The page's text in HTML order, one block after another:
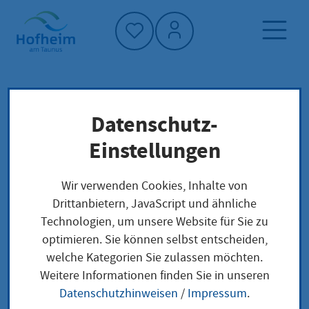
Startseite"
Neuigkeiten und Ausschreibungen
Buccino Platz: Piazzetta an der Stadtbücherei
trägt fortan den Namen der italienischen
Partnerstadt
Buccino Platz:
Datenschutz-
Einstellungen
Wir verwenden Cookies, Inhalte von
Drittanbietern, JavaScript und ähnliche
Technologien, um unsere Website für Sie zu
optimieren. Sie können selbst entscheiden,
welche Kategorien Sie zulassen möchten.
Weitere Informationen finden Sie in unseren
Datenschutzhinweisen / Impressum.